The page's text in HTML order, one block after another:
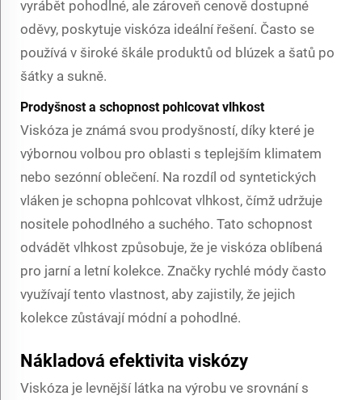
vyrábět pohodlné, ale zároveň cenově dostupné
oděvy, poskytuje viskóza ideální řešení. Často se
používá v široké škále produktů od blúzek a šatů po
šátky a sukně.
Prodyšnost a schopnost pohlcovat vlhkost
Viskóza je známá svou prodyšností, díky které je
výbornou volbou pro oblasti s teplejším klimatem
nebo sezónní oblečení. Na rozdíl od syntetických
vláken je schopna pohlcovat vlhkost, čímž udržuje
nositele pohodlného a suchého. Tato schopnost
odvádět vlhkost způsobuje, že je viskóza oblíbená
pro jarní a letní kolekce. Značky rychlé módy často
využívají tento vlastnost, aby zajistily, že jejich
kolekce zůstávají módní a pohodlné.
Nákladová efektivita viskózy
Viskóza je levnější látka na výrobu ve srovnání s